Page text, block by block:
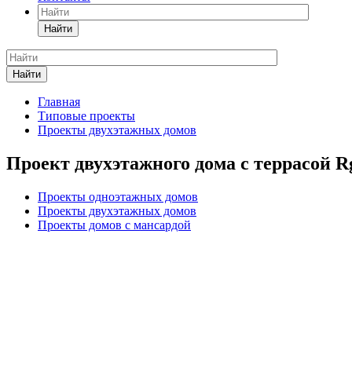
Найти
Найти
Главная
Типовые проекты
Проекты двухэтажных домов
Проект двухэтажного дома с террасой
Проекты одноэтажных домов
Проекты двухэтажных домов
Проекты домов с мансардой